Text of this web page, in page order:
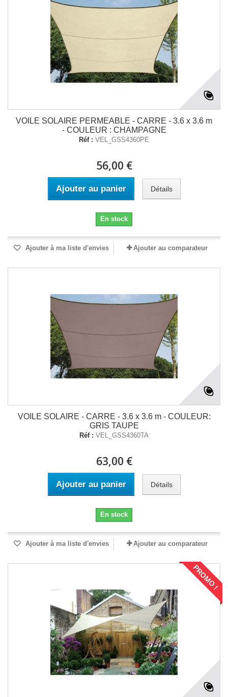
VOILE SOLAIRE PERMEABLE - CARRE - 3.6 x 3.6 m
- COULEUR : CHAMPAGNE
Réf : VEL_GSS4360PE
56,00 €
Ajouter au panier Détails
En stock
Ajouter à ma liste d'envies Ajouter au comparateur
VOILE SOLAIRE - CARRE - 3.6 x 3.6 m - COULEUR:
GRIS TAUPE
Réf : VEL_GSS4360TA
63,00 €
Ajouter au panier Détails
En stock
Ajouter à ma liste d'envies Ajouter au comparateur
PROMO !